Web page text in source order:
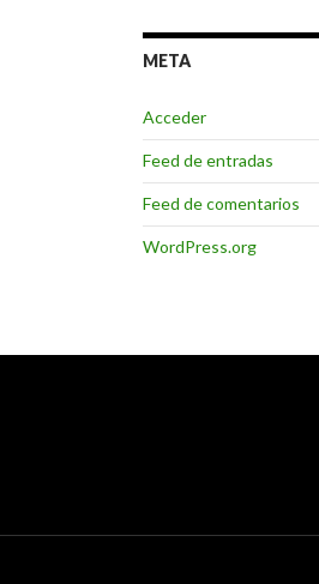
META
Acceder
Feed de entradas
Feed de comentarios
WordPress.org